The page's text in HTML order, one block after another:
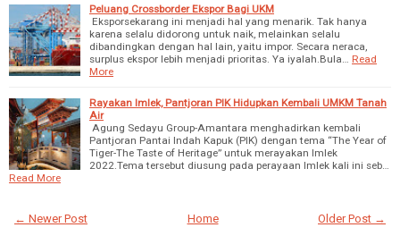
Peluang Crossborder Ekspor Bagi UKM
Eksporsekarang ini menjadi hal yang menarik. Tak hanya
karena selalu didorong untuk naik, melainkan selalu
dibandingkan dengan hal lain, yaitu impor. Secara neraca,
surplus ekspor lebih menjadi prioritas. Ya iyalah.Bula…
Read
More
Rayakan Imlek, Pantjoran PIK Hidupkan Kembali UMKM Tanah
Air
Agung Sedayu Group-Amantara menghadirkan kembali
Pantjoran Pantai Indah Kapuk (PIK) dengan tema “The Year of
Tiger-The Taste of Heritage” untuk merayakan Imlek
2022.Tema tersebut diusung pada perayaan Imlek kali ini seb…
Read More
← Newer Post Older Post →
Home